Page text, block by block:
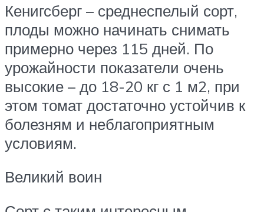
Кенигсберг – среднеспелый сорт,
плоды можно начинать снимать
примерно через 115 дней. По
урожайности показатели очень
высокие – до 18-20 кг с 1 м2, при
этом томат достаточно устойчив к
болезням и неблагоприятным
условиям.
Великий воин